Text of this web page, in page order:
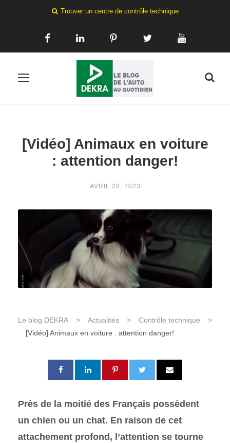
Trouver un centre de contrôle technique
[Vidéo] Animaux en voiture
: attention danger!
AVRIL 28, 2023
Le blog DEKRA > Actualités > Contrôle technique
>
[Vidéo] Animaux en voiture : attention danger!
Près de la moitié des Français possèdent
un chien ou un chat. En raison de cet
attachement profond, l’attention se tourne